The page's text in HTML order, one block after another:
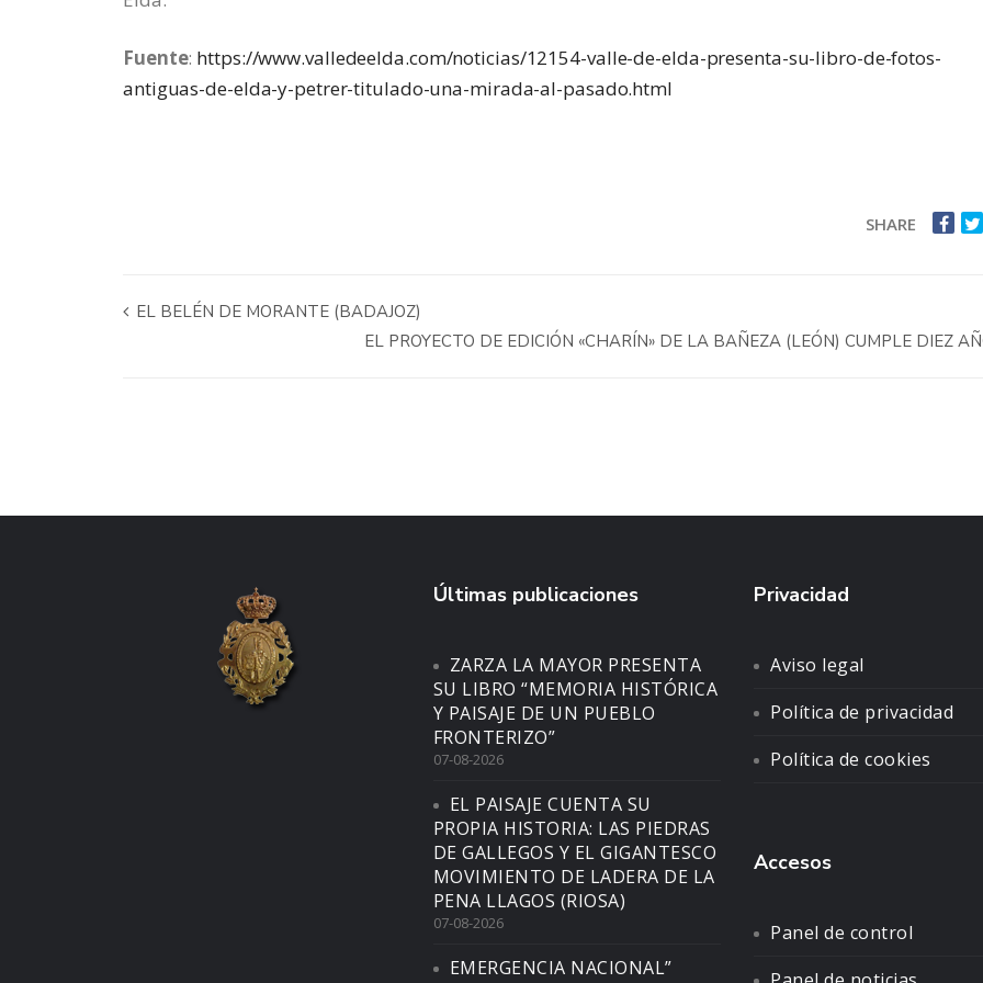
Fuente: https://www.valledeelda.com/noticias/12154-valle-de-elda-presenta-su-libro-de-fotos-
antiguas-de-elda-y-petrer-titulado-una-mirada-al-pasado.html
SHARE
EL BELÉN DE MORANTE (BADAJOZ)
EL PROYECTO DE EDICIÓN «CHARÍN» DE LA BAÑEZA (LEÓN) CUMPLE DIEZ
Últimas publicaciones
ZARZA LA MAYOR PRESENTA
SU LIBRO “MEMORIA HISTÓRICA
Y PAISAJE DE UN PUEBLO
FRONTERIZO”
07-08-2026
EL PAISAJE CUENTA SU
PROPIA HISTORIA: LAS PIEDRAS
DE GALLEGOS Y EL GIGANTESCO
MOVIMIENTO DE LADERA DE LA
PENA LLAGOS (RIOSA)
07-08-2026
EMERGENCIA NACIONAL”
Privacidad
Aviso legal
Política de privacidad
Política de cookies
Accesos
Panel de control